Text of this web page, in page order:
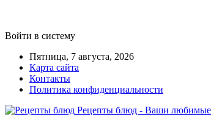
Войти в систему
Пятница, 7 августа, 2026
Карта сайта
Контакты
Политика конфиденциальности
Рецепты блюд - Ваши